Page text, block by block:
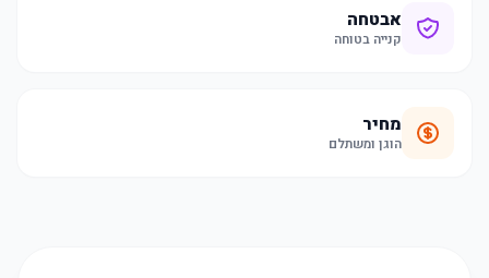
אבטחה
קנייה בטוחה
מחיר
הוגן ומשתלם